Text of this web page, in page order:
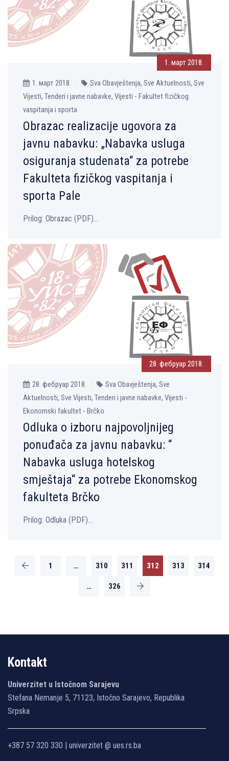
1. март 2018.
1. март 2018.
Sva Obavještenja, Sve Aktuelnosti, Sve
Vijesti, Tenderi i javne nabavke, Vijesti - Fakultet fizičkog
vaspitanja i sporta
Obrazac realizacije ugovora za
javnu nabavku: „Nabavka usluga
osiguranja studenata“ za potrebe
Fakulteta fizičkog vaspitanja i
sporta Pale
Prilog: Оbrazac (PDF)...
28. фебруар 2018.
28. фебруар 2018.
Sva Obavještenja, Sve
Aktuelnosti, Sve Vijesti, Tenderi i javne nabavke, Vijesti -
Ekonomski fakultet - Brčko
Odluka o izboru najpovolјnijeg
ponuđača za javnu nabavku: “
Nabavka usluga hotelskog
smještaja“ za potrebe Ekonomskog
fakulteta Brčko
Prilog: Оdluka (PDF)...
1 … 310 311 312 313 314
… 326
Kontakt
Univerzitet u Istočnom Sarajevu
Stefana Nemanje 5, 71123, Istočno Sarajevo, Republika
Srpska
+387 57 320 330 | univerzitet @ ues.rs.ba